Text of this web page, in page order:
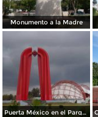
Monumento a la Madre
Puerta México en el Parque Olímpico